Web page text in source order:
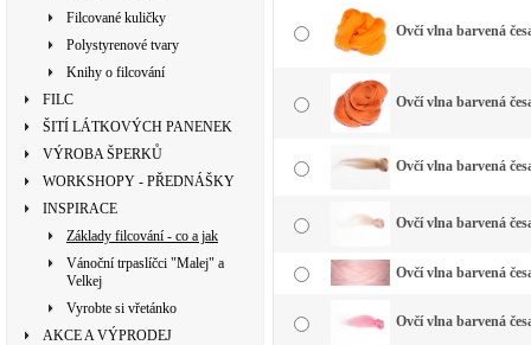
Filcované kuličky
Polystyrenové tvary
Knihy o filcování
FILC
ŠITÍ LÁTKOVÝCH PANENEK
VÝROBA ŠPERKŮ
WORKSHOPY - PŘEDNÁŠKY
INSPIRACE
Základy filcování - co a jak
Vánoční trpaslíčci "Malej" a
Velkej
Vyrobte si vřetánko
AKCE A VÝPRODEJ
Ovčí vlna barvená
Ovčí vlna barvená
Ovčí vlna barvená
Ovčí vlna barvená
Ovčí vlna barvená
Ovčí vlna barvená